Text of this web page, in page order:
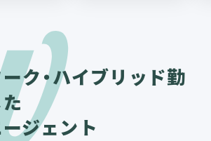
ク・ハイブリッド勤
ジェント